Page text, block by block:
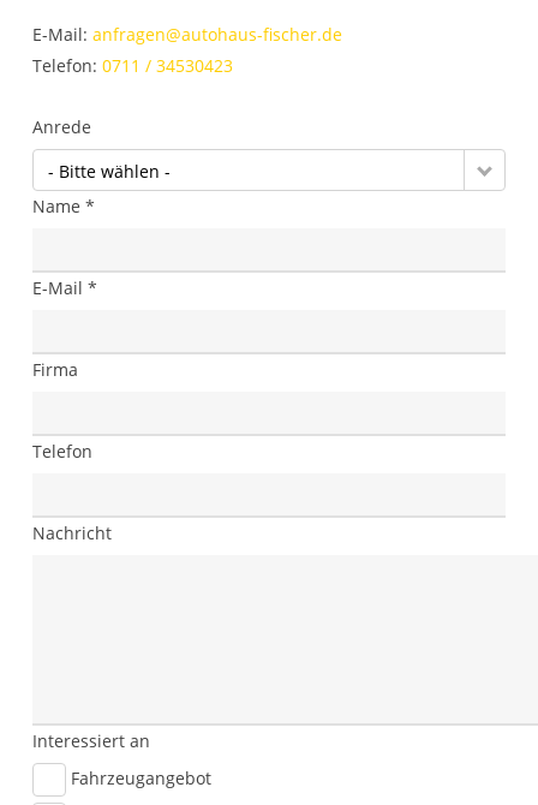
E-Mail:anfragen@autohaus-fischer.de
Telefon:0711 / 34530423
Anrede
- Bitte wählen -
Name *
E-Mail *
Firma
Telefon
Nachricht
Interessiert an
Fahrzeugangebot